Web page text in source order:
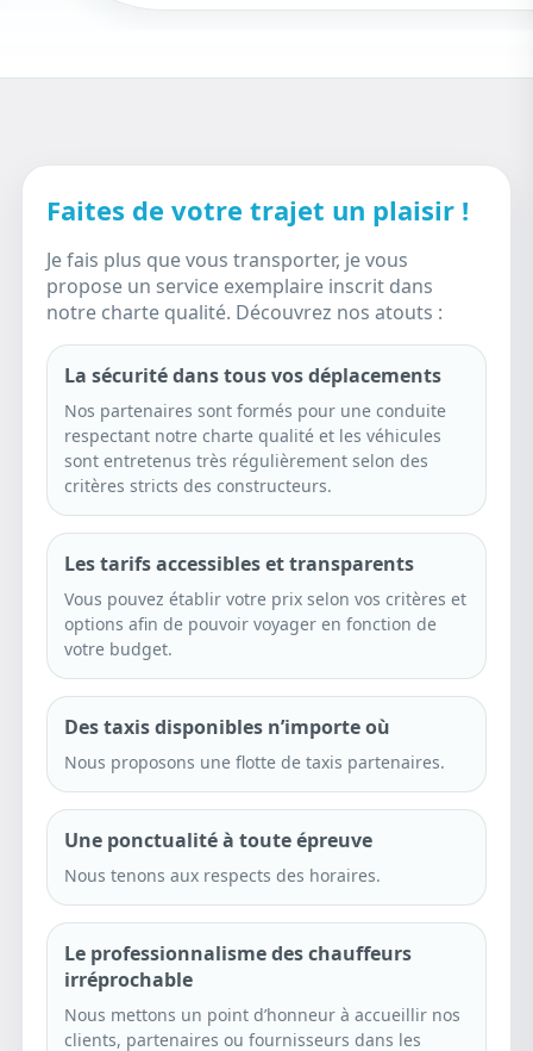
Faites de votre trajet un plaisir !
Je fais plus que vous transporter, je vous
propose un service exemplaire inscrit dans
notre charte qualité. Découvrez nos atouts :
La sécurité dans tous vos déplacements
Nos partenaires sont formés pour une conduite
respectant notre charte qualité et les véhicules
sont entretenus très régulièrement selon des
critères stricts des constructeurs.
Les tarifs accessibles et transparents
Vous pouvez établir votre prix selon vos critères et
options afin de pouvoir voyager en fonction de
votre budget.
Des taxis disponibles n’importe où
Nous proposons une flotte de taxis partenaires.
Une ponctualité à toute épreuve
Nous tenons aux respects des horaires.
Le professionnalisme des chauffeurs
irréprochable
Nous mettons un point d’honneur à accueillir nos
clients, partenaires ou fournisseurs dans les